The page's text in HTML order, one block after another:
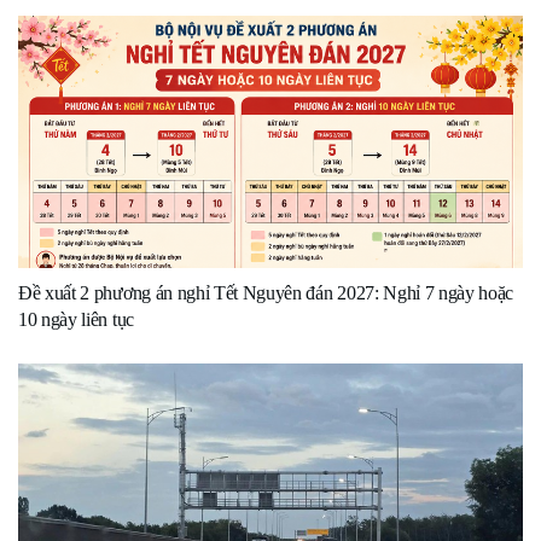
Đề xuất 2 phương án nghỉ Tết Nguyên đán 2027: Nghỉ 7 ngày hoặc
10 ngày liên tục